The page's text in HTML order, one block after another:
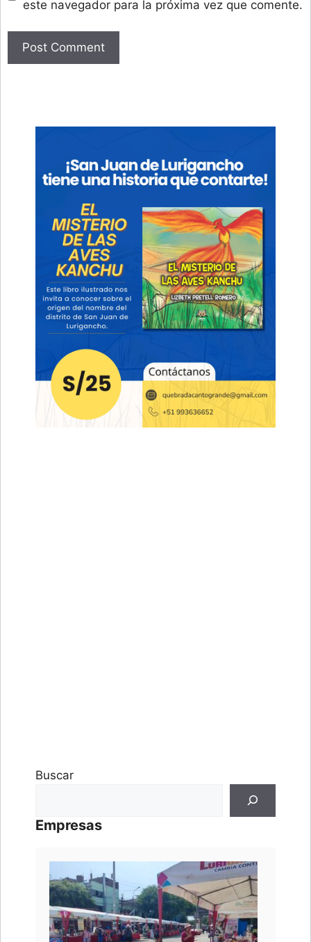
este navegador para la próxima vez que comente.
Buscar
Empresas